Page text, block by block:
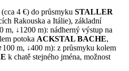
4 €) do průsmyku STALLER
Rakouska a Itálie), základní
m, ↓1200 m): nádherný výstup na
potoka ACKSTAL BACHE,
m, ↓400 m): z průsmyku kolem
k chatě stejného jména, možnost